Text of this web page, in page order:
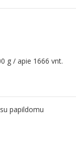
g / apie 1666 vnt.
papildomu